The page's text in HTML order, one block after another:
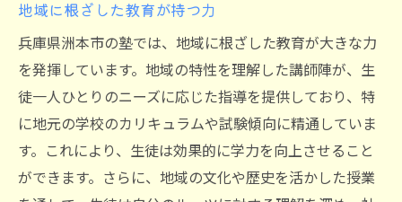
個別ニーズに対応した指導内容
地域特有の教育資源を活用する
学びの意欲を引き出す指導法
成果が見える学習プログラム
保護者との連携による成長促進
洲本市の塾が提供する安心の学習環境とは
地域に根ざした教育が持つ力
兵庫県洲本市の塾では、地域に根ざした教育が大きな力
を発揮しています。地域の特性を理解した講師陣が、生
徒一人ひとりのニーズに応じた指導を提供しており、特
に地元の学校のカリキュラムや試験傾向に精通していま
す。これにより、生徒は効果的に学力を向上させること
ができます。さらに、地域の文化や歴史を活かした授業